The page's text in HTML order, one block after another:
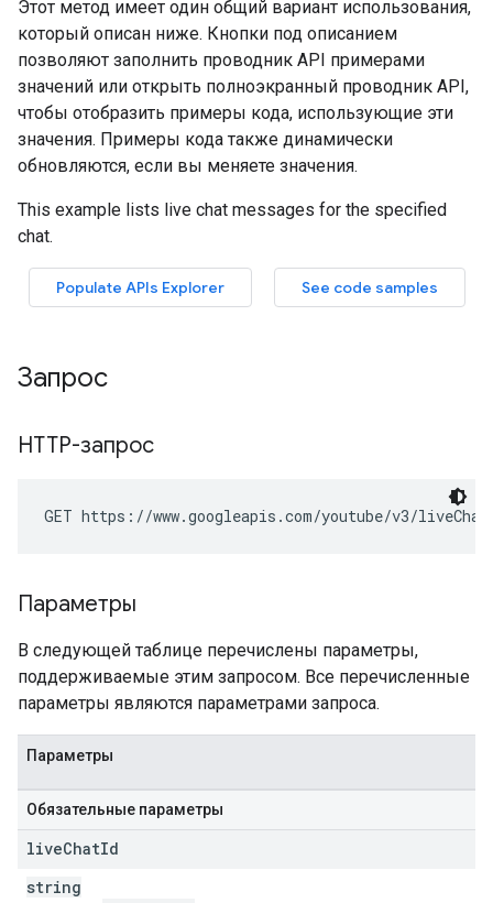
Запрос
HTTP-запрос
GET https://www.googleapis.com/youtube/v3/liveChat/
Параметры
В следующей таблице перечислены параметры,
поддерживаемые этим запросом. Все перечисленные
параметры являются параметрами запроса.
Параметры
Обязательные параметры
liveChatId
string